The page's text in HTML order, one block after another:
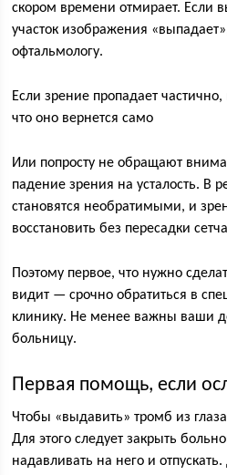
скором времени отмирает. Если
участок изображения
офтальмологу.
Если зрение пропадает
что оно вернется само
Или попросту не обращают
падение зрения на усталость. В
становятся необратимыми, и
восстановить без пересадки
Поэтому первое, что нужно
видит — срочно обратиться в
клинику. Не менее важны ваши
больницу.
Первая помощь, если
Чтобы «выдавить» тромб из
Для этого следует закрыть
надавливать на него и